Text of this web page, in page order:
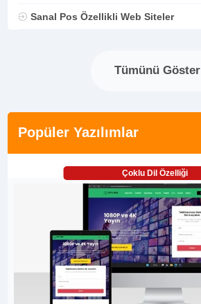
Sanal Pos Özellikli Web Siteler
Tümünü Göster
Popüler Yazılımlar
Çoklu Dil Özelliği